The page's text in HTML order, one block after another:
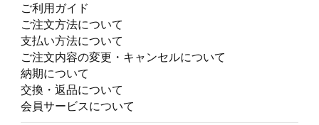
ご利用ガイド
ご注文方法について
支払い方法について
ご注文内容の変更・キャンセルについて
納期について
交換・返品について
会員サービスについて